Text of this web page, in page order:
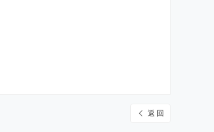
返 回